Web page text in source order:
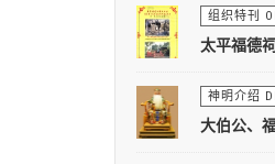
组织特刊
太平福德
神明介绍
大伯公、